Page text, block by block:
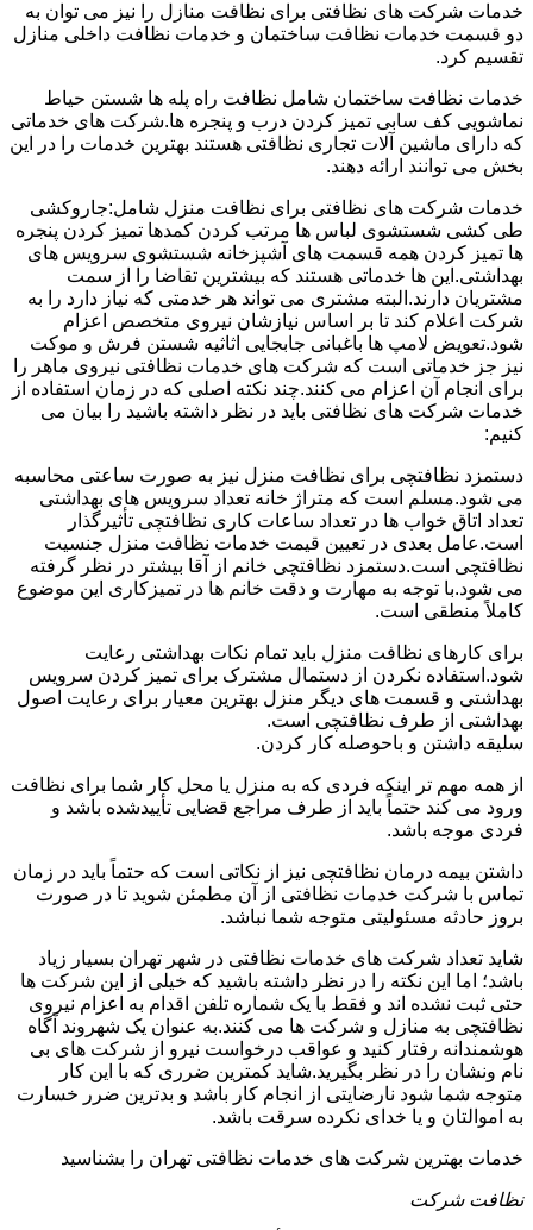
خدمات شرکت های نظافتی برای نظافت منازل را نیز می توان به
دو قسمت خدمات نظافت ساختمان و خدمات نظافت داخلی منازل
تقسیم کرد.
خدمات نظافت ساختمان شامل نظافت راه پله ها شستن حیاط
نماشویی کف سابی تمیز کردن درب و پنجره ها.شرکت های خدماتی
که دارای ماشین آلات تجاری نظافتی هستند بهترین خدمات را در این
بخش می توانند ارائه دهند.
خدمات شرکت های نظافتی برای نظافت منزل شامل:جاروکشی
طی کشی شستشوی لباس ها مرتب کردن کمدها تمیز کردن پنجره
ها تمیز کردن همه قسمت های آشپزخانه شستشوی سرویس های
بهداشتی.این ها خدماتی هستند که بیشترین تقاضا را از سمت
مشتریان دارند.البته مشتری می تواند هر خدمتی که نیاز دارد را به
شرکت اعلام کند تا بر اساس نیازشان نیروی متخصص اعزام
شود.تعویض لامپ ها باغبانی جابجایی اثاثیه شستن فرش و موکت
نیز جز خدماتی است که شرکت های خدمات نظافتی نیروی ماهر را
برای انجام آن اعزام می کنند.چند نکته اصلی که در زمان استفاده از
خدمات شرکت های نظافتی باید در نظر داشته باشید را بیان می
کنیم:
دستمزد نظافتچی برای نظافت منزل نیز به صورت ساعتی محاسبه
می شود.مسلم است که متراژ خانه تعداد سرویس های بهداشتی
تعداد اتاق خواب ها در تعداد ساعات کاری نظافتچی تأثیرگذار
است.عامل بعدی در تعیین قیمت خدمات نظافت منزل جنسیت
نظافتچی است.دستمزد نظافتچی خانم از آقا بیشتر در نظر گرفته
می شود.با توجه به مهارت و دقت خانم ها در تمیزکاری این موضوع
کاملاً منطقی است.
برای کارهای نظافت منزل باید تمام نکات بهداشتی رعایت
شود.استفاده نکردن از دستمال مشترک برای تمیز کردن سرویس
بهداشتی و قسمت های دیگر منزل بهترین معیار برای رعایت اصول
بهداشتی از طرف نظافتچی است.
سلیقه داشتن و باحوصله کار کردن.
از همه مهم تر اینکه فردی که به منزل یا محل کار شما برای نظافت
ورود می کند حتماً باید از طرف مراجع قضایی تأییدشده باشد و
فردی موجه باشد.
داشتن بیمه درمان نظافتچی نیز از نکاتی است که حتماً باید در زمان
تماس با شرکت خدمات نظافتی از آن مطمئن شوید تا در صورت
بروز حادثه مسئولیتی متوجه شما نباشد.
شاید تعداد شرکت های خدمات نظافتی در شهر تهران بسیار زیاد
باشد؛ اما این نکته را در نظر داشته باشید که خیلی از این شرکت ها
حتی ثبت نشده اند و فقط با یک شماره تلفن اقدام به اعزام نیروی
نظافتچی به منازل و شرکت ها می کنند.به عنوان یک شهروند آگاه
هوشمندانه رفتار کنید و عواقب درخواست نیرو از شرکت های بی
نام ونشان را در نظر بگیرید.شاید کمترین ضرری که با این کار
متوجه شما شود نارضایتی از انجام کار باشد و بدترین ضرر خسارت
به اموالتان و یا خدای نکرده سرقت باشد.
خدمات بهترین شرکت های خدمات نظافتی تهران را بشناسید
نظافت شرکت